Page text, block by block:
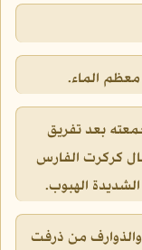
الماء.
بعد تفريق
كركرت الفارس
الهبوب.
من ذرفت